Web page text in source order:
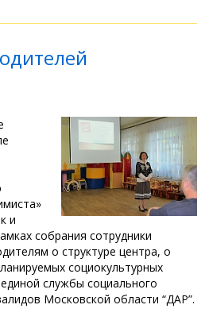
и
собрания сотрудники
о структуре центра, о
социокультурных
службы социального
Московской области “ДАР”.